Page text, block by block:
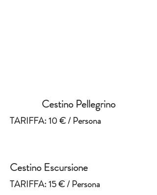
Cestino Pellegrino
TARIFFA: 10 € / Persona
Cestino Escursione
TARIFFA: 15 € / Persona